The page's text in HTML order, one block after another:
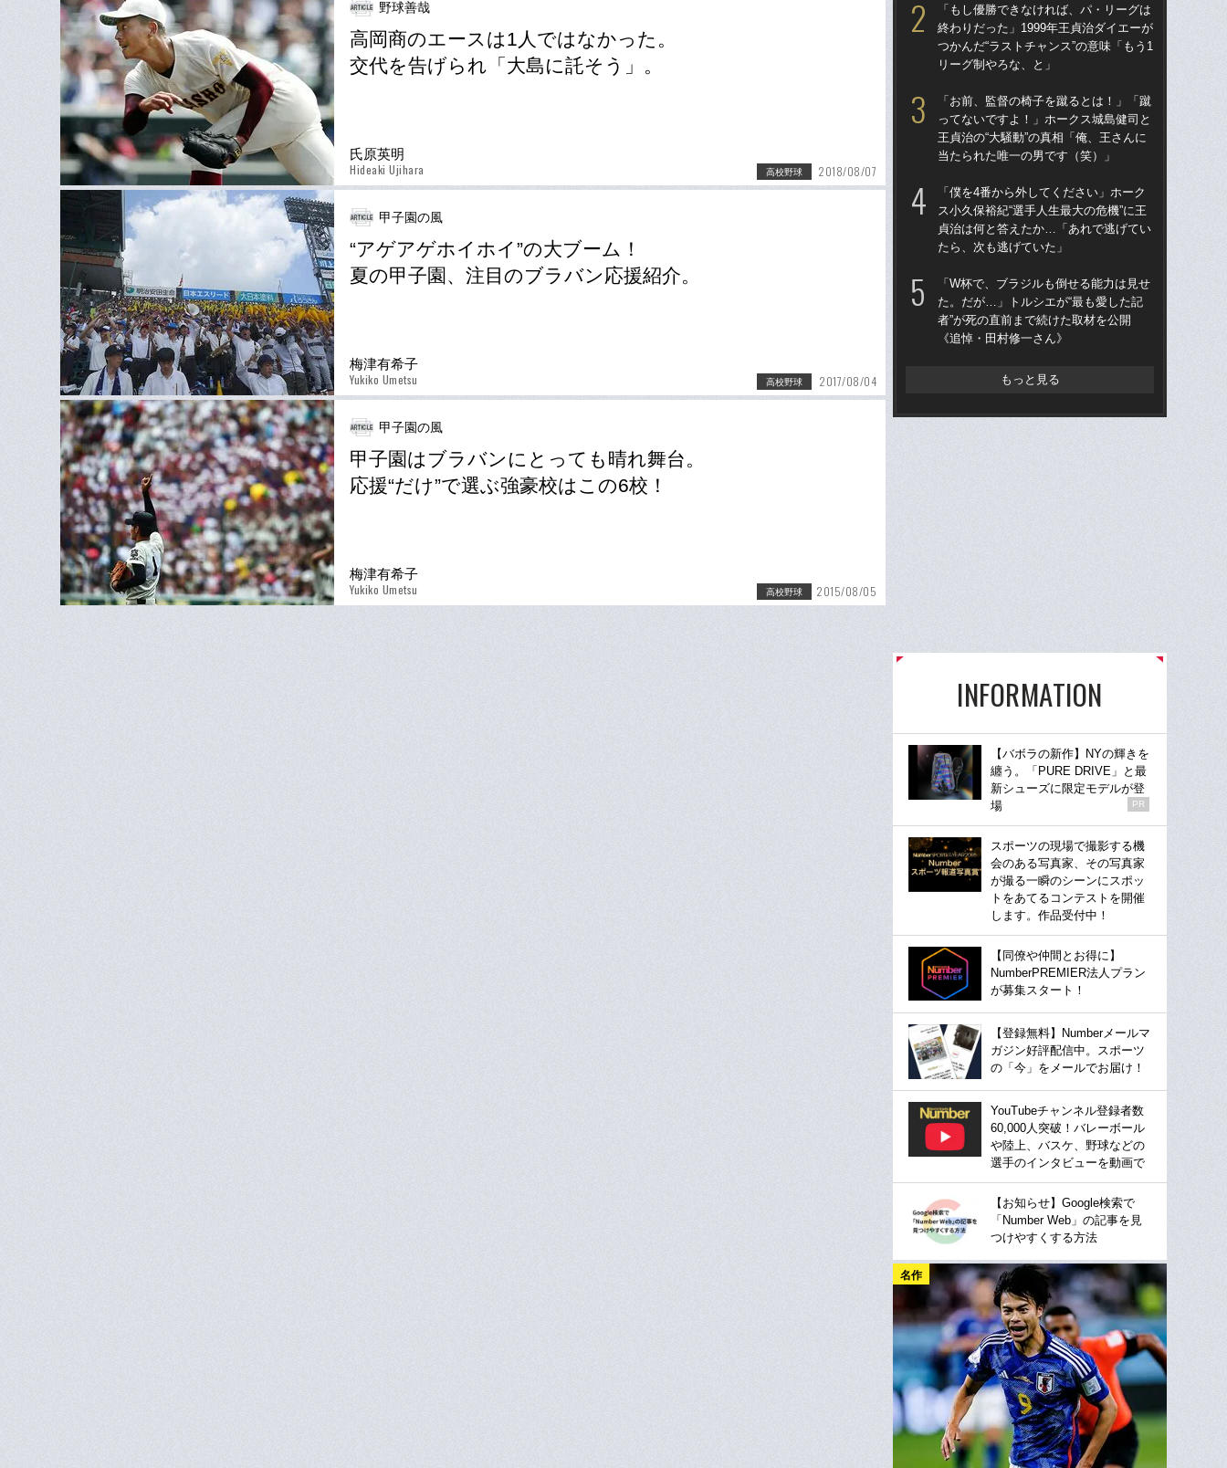
野球善哉
高岡商のエースは1人ではなかった。
交代を告げられ「大島に託そう」。
氏原英明
Hideaki Ujihara 高校野球 2018/08/07
甲子園の風
“アゲアゲホイホイ”の大ブーム！
夏の甲子園、注目のブラバン応援紹介。
梅津有希子
Yukiko Umetsu 高校野球 2017/08/04
甲子園の風
甲子園はブラバンにとっても晴れ舞台。
応援“だけ”で選ぶ強豪校はこの6校！
梅津有希子
Yukiko Umetsu 高校野球 2015/08/05
「もし優勝できなければ、パ・リーグは
終わりだった」1999年王貞治ダイエーが
つかんだ“ラストチャンス”の意味「もう1
リーグ制やろな、と」
「お前、監督の椅子を蹴るとは！」「蹴
ってないですよ！」ホークス城島健司と
王貞治の“大騒動”の真相「俺、王さんに
当たられた唯一の男です（笑）」
「僕を4番から外してください」ホーク
ス小久保裕紀“選手人生最大の危機”に王
貞治は何と答えたか…「あれで逃げてい
たら、次も逃げていた」
「W杯で、ブラジルも倒せる能力は見せ
た。だが…」トルシエが“最も愛した記
者”が死の直前まで続けた取材を公開
《追悼・田村修一さん》
もっと見る
INFORMATION
【バボラの新作】NYの輝きを
纏う。「PURE DRIVE」と最
新シューズに限定モデルが登
場
PR
スポーツの現場で撮影する機
会のある写真家、その写真家
が撮る一瞬のシーンにスポッ
トをあてるコンテストを開催
します。作品受付中！
【同僚や仲間とお得に】
NumberPREMIER法人プラン
が募集スタート！
【登録無料】Numberメールマ
ガジン好評配信中。スポーツ
の「今」をメールでお届け！
YouTubeチャンネル登録者数
60,000人突破！バレーボール
や陸上、バスケ、野球などの
選手のインタビューを動画で
【お知らせ】Google検索で
「Number Web」の記事を見
つけやすくする方法
名作